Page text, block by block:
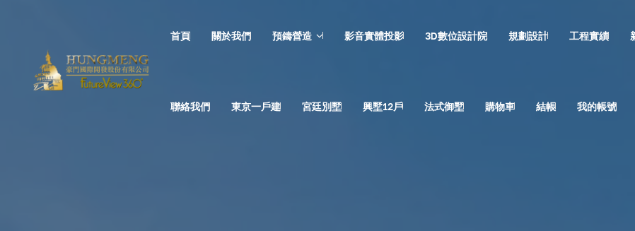
首頁 關於我們 預鑄營造 影音實體投影 3D數位設計院 規劃設計 工程實績
聯絡我們 東京一戶建 宮廷別墅 興墅12戶 法式御墅 購物車 結帳 我的帳號